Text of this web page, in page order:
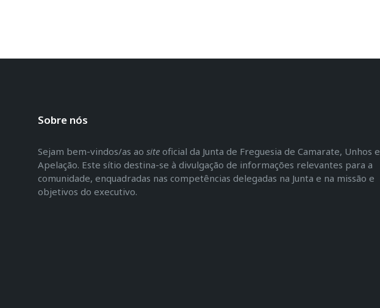
Sobre nós
Sejam bem-vindos/as ao site oficial da Junta de Freguesia de Camarate, Unhos e
Apelação. Este sítio destina-se à divulgação de informações relevantes para a
comunidade, enquadradas nas competências delegadas na Junta e na missão e
objetivos do executivo.